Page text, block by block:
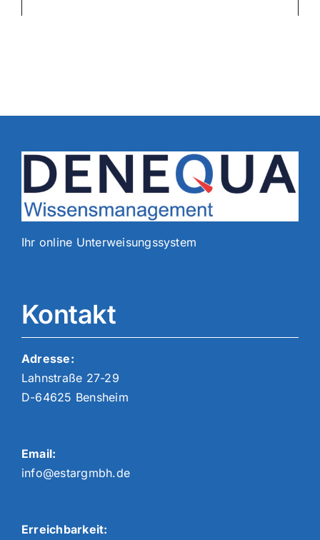
Ihr online Unterweisungssystem
Kontakt
Adresse:
Lahnstraße 27-29
D-64625 Bensheim
Email:
info@estargmbh.de
Erreichbarkeit: